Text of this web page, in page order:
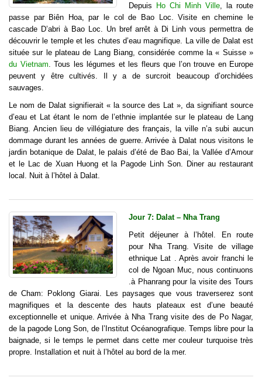
Depuis Ho Chi Minh Ville , la route
passe par Biên Hoa, par le col de Bao Loc. Visite en chemine le
cascade D’abri à Bao Loc. Un bref arrêt à Di Linh vous permettra de
découvrir le temple et les chutes d’eau magnifique. La ville de Dalat est
située sur le plateau de Lang Biang, considérée comme la « Suisse »
du Vietnam . Tous les légumes et les fleurs que l’on trouve en Europe
peuvent y être cultivés. Il y a de surcroit beaucoup d’orchidées
sauvages.
Le nom de Dalat signifierait « la source des Lat », da signifiant source
d’eau et Lat étant le nom de l’ethnie implantée sur le plateau de Lang
Biang. Ancien lieu de villégiature des français, la ville n’a subi aucun
dommage durant les années de guerre. Arrivée à Dalat nous visitons le
jardin botanique de Dalat, le palais d’été de Bao Bai, la Vallée d’Amour
et le Lac de Xuan Huong et la Pagode Linh Son. Diner au restaurant
local. Nuit à l’hôtel à Dalat.
Jour 7: Dalat – Nha Trang
Petit déjeuner à l’hôtel. En route
pour Nha Trang. Visite de village
ethnique Lat . Après avoir franchi le
col de Ngoan Muc, nous continuons
.à Phanrang pour la visite des Tours
de Cham: Poklong Giarai. Les paysages que vous traverserez sont
magnifiques et la descente des hauts plateaux est d’une beauté
exceptionnelle et unique. Arrivée à Nha Trang visite des de Po Nagar,
de la pagode Long Son, de l’Institut Océanografique. Temps libre pour la
baignade, si le temps le permet dans cette mer couleur turquoise très
propre. Installation et nuit à l’hôtel au bord de la mer.